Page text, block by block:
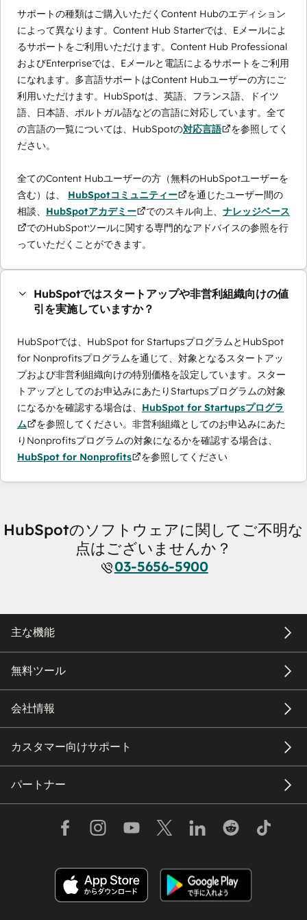
サポートの種類はご購入いただくContent Hubのエディション
によって異なります。Content Hub Starterでは、Eメールによ
るサポートをご利用いただけます。Content Hub Professional
およびEnterpriseでは、Eメールと電話によるサポートをご利用
になれます。多言語サポートはContent Hubユーザーの方にご
利用いただけます。HubSpotは、英語、フランス語、ドイツ
語、日本語、ポルトガル語などの言語に対応しています。全て
の言語の一覧については、HubSpotの対応言語
を参照してく
ださい。
全てのContent Hubユーザーの方（無料のHubSpotユーザーを
含む）は、 HubSpotコミュニティー
を通じたユーザー間の
相談、 HubSpotアカデミー でのスキル向上、 ナレッジベース
でのHubSpotツールに関する専門的なアドバイスの参照を行
っていただくことができます。
HubSpotではスタートアップや非営利組織向けの値
引を実施していますか？
HubSpotでは、HubSpot for StartupsプログラムとHubSpot
for Nonprofitsプログラムを通じて、対象となるスタートアッ
プおよび非営利組織向けの特別価格を設定しています。スター
トアップとしてのお申込みにあたりStartupsプログラムの対象
になるかを確認する場合は、 HubSpot for Startupsプログラ
ム
を参照してください。非営利組織としてのお申込みにあた
りNonprofitsプログラムの対象になるかを確認する場合は、
HubSpot for Nonprofits
を参照してください
HubSpotのソフトウェアに関してご不明な
点はございませんか？
03-5656-5900
主な機能
無料ツール
会社情報
カスタマー向けサポート
パートナー